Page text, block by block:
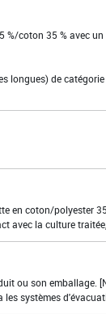
%/coton 35 % avec
longues) de
en coton/polyester
avec la culture
ou son emballage.
systèmes